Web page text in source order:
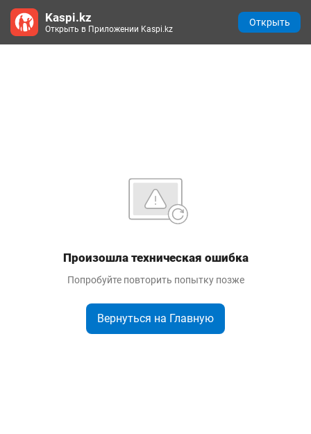
Произошла техническая ошибка
Попробуйте повторить попытку позже
Вернуться на Главную
Kaspi.kz
Открыть в Приложении Kaspi.kz
Открыть